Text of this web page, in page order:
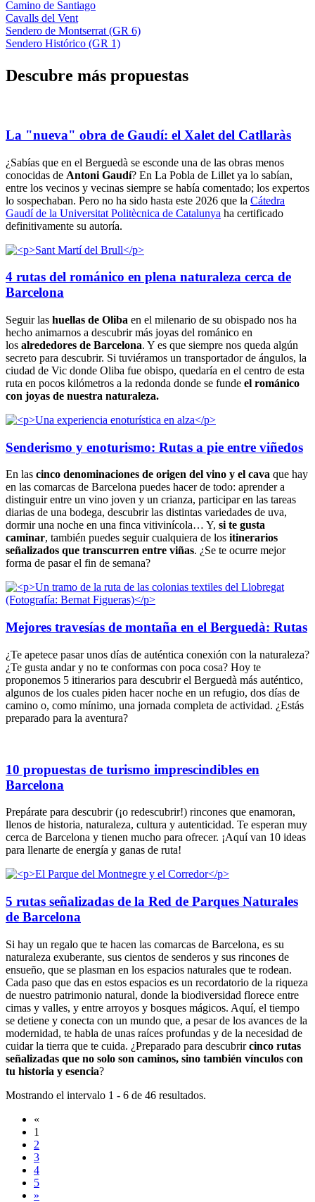
Camino de Santiago
Cavalls del Vent
Sendero de Montserrat (GR 6)
Sendero Histórico (GR 1)
Descubre más propuestas
La "nueva" obra de Gaudí: el Xalet del Catllaràs
¿Sabías que en el Berguedà se esconde una de las obras menos
conocidas de Antoni Gaudí? En La Pobla de Lillet ya lo sabían,
entre los vecinos y vecinas siempre se había comentado; los expertos
lo sospechaban. Pero no ha sido hasta este 2026 que la Cátedra
Gaudí de la Universitat Politècnica de Catalunya ha certificado
definitivamente su autoría.
4 rutas del románico en plena naturaleza cerca de
Barcelona
Seguir las huellas de Oliba en el milenario de su obispado nos ha
hecho animarnos a descubrir más joyas del románico en
los alrededores de Barcelona. Y es que siempre nos queda algún
secreto para descubrir. Si tuviéramos un transportador de ángulos, la
ciudad de Vic donde Oliba fue obispo, quedaría en el centro de esta
ruta en pocos kilómetros a la redonda donde se funde el románico
con joyas de nuestra naturaleza.
Senderismo y enoturismo: Rutas a pie entre viñedos
En las cinco denominaciones de origen del vino y el cava que hay
en las comarcas de Barcelona puedes hacer de todo: aprender a
distinguir entre un vino joven y un crianza, participar en las tareas
diarias de una bodega, descubrir las distintas variedades de uva,
dormir una noche en una finca vitivinícola… Y, si te gusta
caminar, también puedes seguir cualquiera de los itinerarios
señalizados que transcurren entre viñas. ¿Se te ocurre mejor
forma de pasar el fin de semana?
Mejores travesías de montaña en el Berguedà: Rutas
¿Te apetece pasar unos días de auténtica conexión con la naturaleza?
¿Te gusta andar y no te conformas con poca cosa? Hoy te
proponemos 5 itinerarios para descubrir el Berguedà más auténtico,
algunos de los cuales piden hacer noche en un refugio, dos días de
camino o, como mínimo, una jornada completa de actividad. ¿Estás
preparado para la aventura?
10 propuestas de turismo imprescindibles en
Barcelona
Prepárate para descubrir (¡o redescubrir!) rincones que enamoran,
llenos de historia, naturaleza, cultura y autenticidad. Te esperan muy
cerca de Barcelona y tienen mucho para ofrecer. ¡Aquí van 10 ideas
para llenarte de energía y ganas de ruta!
5 rutas señalizadas de la Red de Parques Naturales
de Barcelona
Si hay un regalo que te hacen las comarcas de Barcelona, es su
naturaleza exuberante, sus cientos de senderos y sus rincones de
ensueño, que se plasman en los espacios naturales que te rodean.
Cada paso que das en estos espacios es un recordatorio de la riqueza
de nuestro patrimonio natural, donde la biodiversidad florece entre
cimas y valles, y entre arroyos y bosques mágicos. Aquí, el tiempo
se detiene y conecta con un mundo que, a pesar de los avances de la
modernidad, te habla de unas raíces profundas y de la necesidad de
cuidar la tierra que te cuida. ¿Preparado para descubrircinco rutas
señalizadas que no solo son caminos, sino también vínculos con
tu historia y esencia?
Mostrando el intervalo 1 - 6 de 46 resultados.
«
1
2
3
4
5
»